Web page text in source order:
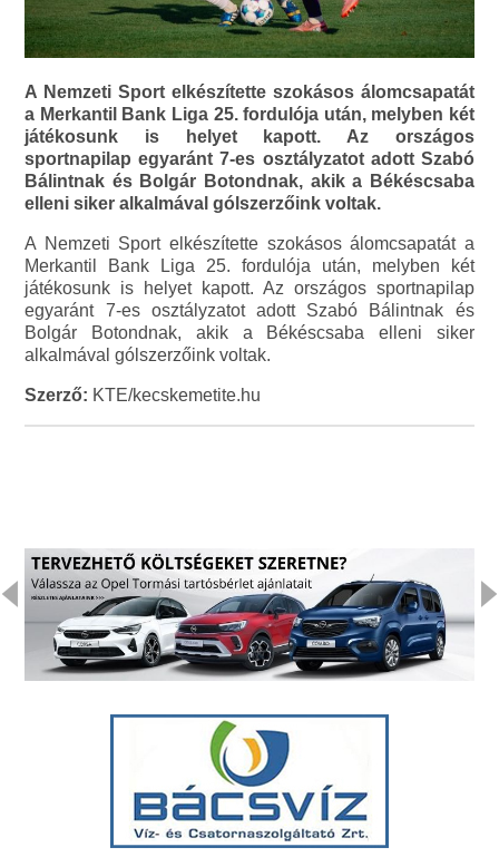
A Nemzeti Sport elkészítette szokásos álomcsapatát
a Merkantil Bank Liga 25. fordulója után, melyben két
játékosunk is helyet kapott. Az országos
sportnapilap egyaránt 7-es osztályzatot adott Szabó
Bálintnak és Bolgár Botondnak, akik a Békéscsaba
elleni siker alkalmával gólszerzőink voltak.
A Nemzeti Sport elkészítette szokásos álomcsapatát a
Merkantil Bank Liga 25. fordulója után, melyben két
játékosunk is helyet kapott. Az országos sportnapilap
egyaránt 7-es osztályzatot adott Szabó Bálintnak és
Bolgár Botondnak, akik a Békéscsaba elleni siker
alkalmával gólszerzőink voltak.
Szerző: KTE/kecskemetite.hu